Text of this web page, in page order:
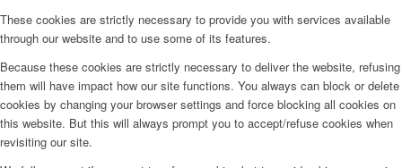
These cookies are strictly necessary to provide you with services available
through our website and to use some of its features.
Because these cookies are strictly necessary to deliver the website, refusing
them will have impact how our site functions. You always can block or delete
cookies by changing your browser settings and force blocking all cookies on
this website. But this will always prompt you to accept/refuse cookies when
revisiting our site.